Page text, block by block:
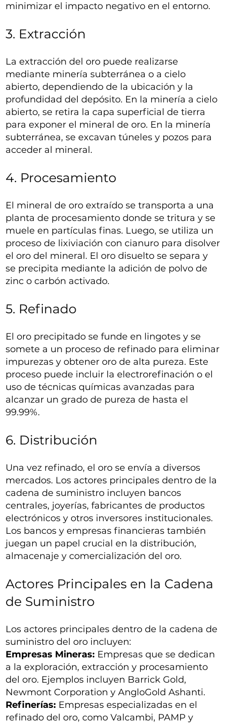
minimizar el impacto negativo en el entorno.
3. Extracción
La extracción del oro puede realizarse
mediante minería subterránea o a cielo
abierto, dependiendo de la ubicación y la
profundidad del depósito. En la minería a cielo
abierto, se retira la capa superficial de tierra
para exponer el mineral de oro. En la minería
subterránea, se excavan túneles y pozos para
acceder al mineral.
4. Procesamiento
El mineral de oro extraído se transporta a una
planta de procesamiento donde se tritura y se
muele en partículas finas. Luego, se utiliza un
proceso de lixiviación con cianuro para disolver
el oro del mineral. El oro disuelto se separa y
se precipita mediante la adición de polvo de
zinc o carbón activado.
5. Refinado
El oro precipitado se funde en lingotes y se
somete a un proceso de refinado para eliminar
impurezas y obtener oro de alta pureza. Este
proceso puede incluir la electrorefinación o el
uso de técnicas químicas avanzadas para
alcanzar un grado de pureza de hasta el
99.99%.
6. Distribución
Una vez refinado, el oro se envía a diversos
mercados. Los actores principales dentro de la
cadena de suministro incluyen bancos
centrales, joyerías, fabricantes de productos
electrónicos y otros inversores institucionales.
Los bancos y empresas financieras también
juegan un papel crucial en la distribución,
almacenaje y comercialización del oro.
Actores Principales en la Cadena
de Suministro
Los actores principales dentro de la cadena de
suministro del oro incluyen:
Empresas Mineras: Empresas que se dedican
a la exploración, extracción y procesamiento
del oro. Ejemplos incluyen Barrick Gold,
Newmont Corporation y AngloGold Ashanti.
Refinerías: Empresas especializadas en el
refinado del oro, como Valcambi, PAMP y